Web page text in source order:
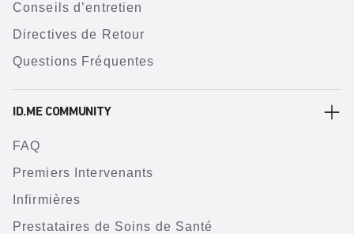
Conseils d’entretien
Directives de Retour
Questions Fréquentes
ID.ME COMMUNITY
FAQ
Premiers Intervenants
Infirmières
Prestataires de Soins de Santé